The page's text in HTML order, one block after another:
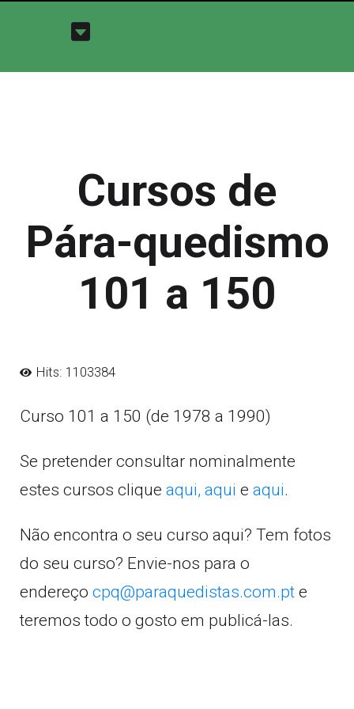
Cursos de
Pára-quedismo
101 a 150
Hits: 1103384
Curso 101 a 150 (de 1978 a 1990)
Se pretender consultar nominalmente
estes cursos clique aqui, aqui e aqui.
Não encontra o seu curso aqui? Tem fotos
do seu curso? Envie-nos para o
endereço cpq@paraquedistas.com.pt e
teremos todo o gosto em publicá-las.